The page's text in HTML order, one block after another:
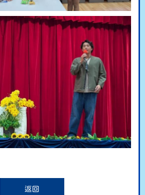
返回